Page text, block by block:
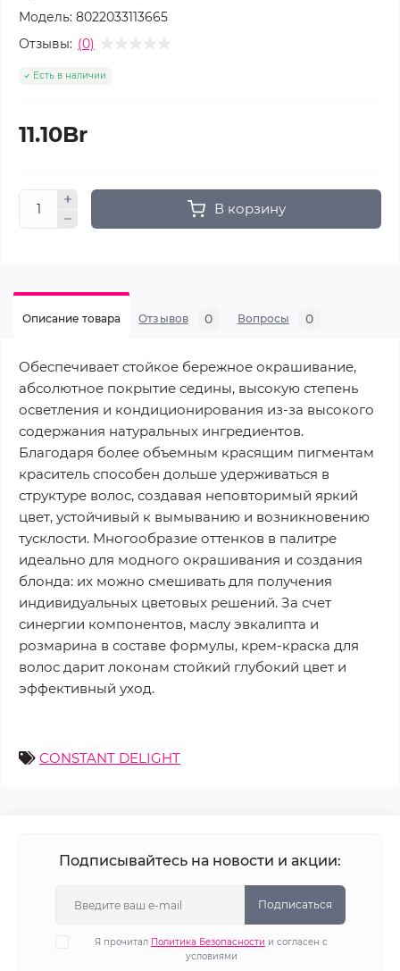
Модель: 8022033113665
Отзывы: (0)
Есть в наличии
11.10Br
В корзину
Описание товара Отзывов 0 Вопросы 0
Обеспечивает стойкое бережное окрашивание,
абсолютное покрытие седины, высокую степень
осветления и кондиционирования из-за высокого
содержания натуральных ингредиентов.
Благодаря более объемным красящим пигментам
краситель способен дольше удерживаться в
структуре волос, создавая неповторимый яркий
цвет, устойчивый к вымыванию и возникновению
тусклости. Многообразие оттенков в палитре
идеально для модного окрашивания и создания
блонда: их можно смешивать для получения
индивидуальных цветовых решений. За счет
синергии компонентов, маслу эвкалипта и
розмарина в составе формулы, крем-краска для
волос дарит локонам стойкий глубокий цвет и
эффективный уход.
CONSTANT DELIGHT
Подписывайтесь на новости и акции:
Подписаться
Я прочитал Политика Безопасности и согласен с
условиями